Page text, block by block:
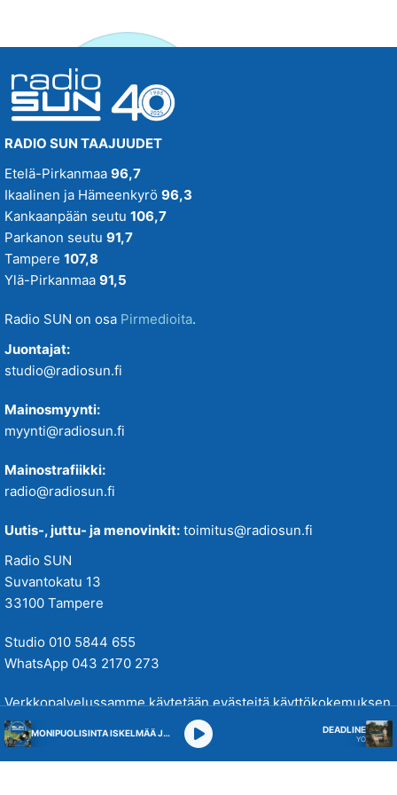
RADIO SUN TAAJUUDET
Etelä-Pirkanmaa 96,7
Ikaalinen ja Hämeenkyrö 96,3
Kankaanpään seutu 106,7
Parkanon seutu 91,7
Tampere 107,8
Ylä-Pirkanmaa 91,5
Radio SUN on osa Pirmedioita.
Juontajat:
studio@radiosun.fi
Mainosmyynti:
myynti@radiosun.fi
Mainostrafiikki:
radio@radiosun.fi
Uutis-, juttu- ja menovinkit: toimitus@radiosun.fi
Radio SUN
Suvantokatu 13
33100 Tampere
Studio 010 5844 655
WhatsApp 043 2170 273
Verkkopalvelussamme käytetään evästeitä käyttökokemuksen
parantamiseksi. Tutustu tietosuojakäytäntöihimme täällä.
MONIPUOLISINTA ISKELMÄÄ JA PARASTA POPPIA DEADLINE
YÖ